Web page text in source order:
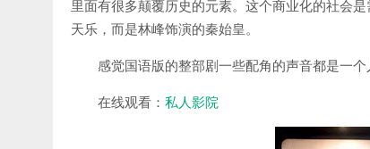
里面有很多颠覆历史的元素。这个商业化的社会
天乐，而是林峰饰演的秦始皇。
感觉国语版的整部剧一些配角的声音都是一
在线观看： 私人影院